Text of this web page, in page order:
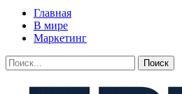
Главная
В мире
Маркетинг